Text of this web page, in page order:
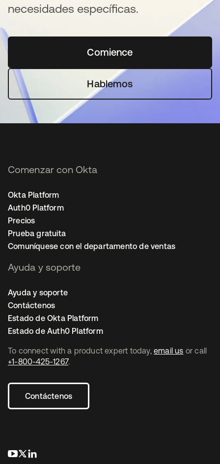
necesidades específicas.
Comiencese abre en una pestaña
Hablemos
To connect with a product expert today, email us or call
+1-800-425-1267.
Contáctenos
se abre en una pestaña nueva
se abre en una pestaña nueva
Comenzar con Okta
Okta Platform
Auth0 Platform
Precios
Prueba gratuita
Comuníquese con el departamento de ventas
Ayuda y soporte
Ayuda y soporte
Contáctenos
Estado de Okta Platform
Estado de Auth0 Platform